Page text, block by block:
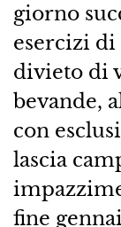
giorno
esercizi
divieto di
bevande,
con
lascia
fine